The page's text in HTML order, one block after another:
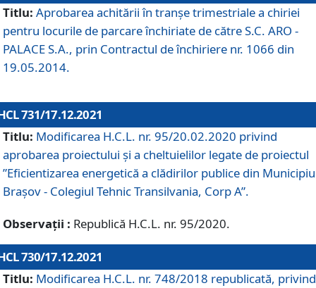
Titlu: Aprobarea achitării în tranșe trimestriale a chiriei
pentru locurile de parcare închiriate de către S.C. ARO -
PALACE S.A., prin Contractul de închiriere nr. 1066 din
19.05.2014.
731/17.12.2021
Titlu: Modificarea H.C.L. nr. 95/20.02.2020 privind
aprobarea proiectului și a cheltuielilor legate de proiectul
”Eficientizarea energetică a clădirilor publice din
Brașov - Colegiul Tehnic Transilvania, Corp A”.
Observații : Republică H.C.L. nr. 95/2020.
730/17.12.2021
Titlu: Modificarea H.C.L. nr. 748/2018 republicată, privind